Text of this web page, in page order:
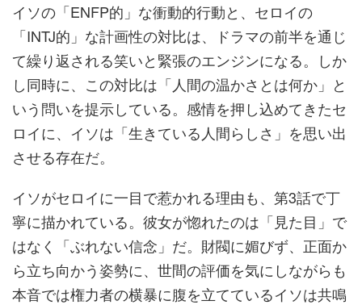
イソの「ENFP的」な衝動的行動と、セロイの
「INTJ的」な計画性の対比は、ドラマの前半を通じ
て繰り返される笑いと緊張のエンジンになる。しか
し同時に、この対比は「人間の温かさとは何か」と
いう問いを提示している。感情を押し込めてきたセ
ロイに、イソは「生きている人間らしさ」を思い出
させる存在だ。
イソがセロイに一目で惹かれる理由も、第3話で丁
寧に描かれている。彼女が惚れたのは「見た目」で
はなく「ぶれない信念」だ。財閥に媚びず、正面か
ら立ち向かう姿勢に、世間の評価を気にしながらも
本音では権力者の横暴に腹を立てているイソは共鳴